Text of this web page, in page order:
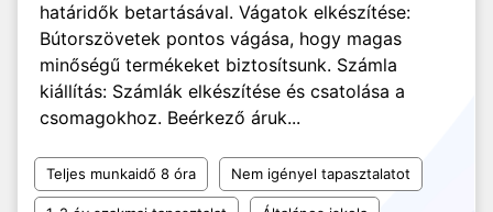
határidők betartásával. Vágatok elkészítése:
Bútorszövetek pontos vágása, hogy magas
minőségű termékeket biztosítsunk. Számla
kiállítás: Számlák elkészítése és csatolása a
csomagokhoz. Beérkező áruk...
Teljes munkaidő 8 óra Nem igényel tapasztalatot